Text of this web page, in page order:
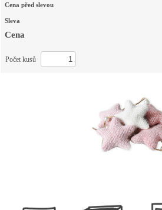
Cena před slevou
Sleva
Cena
Počet kusů